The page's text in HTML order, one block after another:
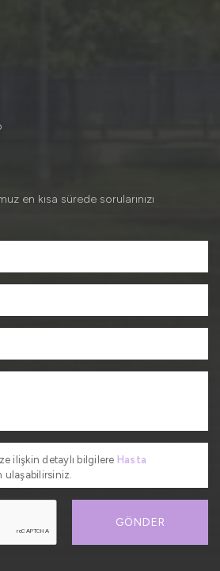
en kısa sürede sorularınızı
ilişkin detaylı bilgilere Hasta
ulaşabilirsiniz.
GÖNDER